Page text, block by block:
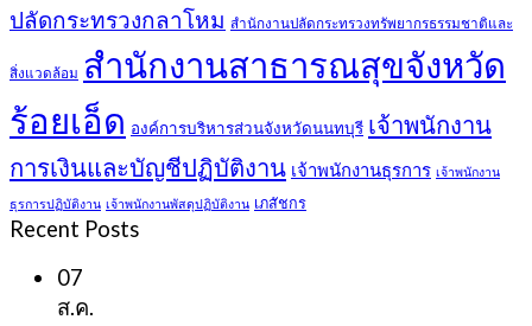
ปลัดกระทรวงกลาโหม สำนักงานปลัดกระทรวงทรัพยากรธรรมชาติและ
สิ่งแวดล้อม สำนักงานสาธารณสุขจังหวัด
ร้อยเอ็ด องค์การบริหารส่วนจังหวัดนนทบุรี เจ้าพนักงาน
การเงินและบัญชีปฏิบัติงาน เจ้าพนักงานธุรการ เจ้าพนักงาน
ธุรการปฏิบัติงาน เจ้าพนักงานพัสดุปฏิบัติงาน เภสัชกร
Recent Posts
07
ส.ค.